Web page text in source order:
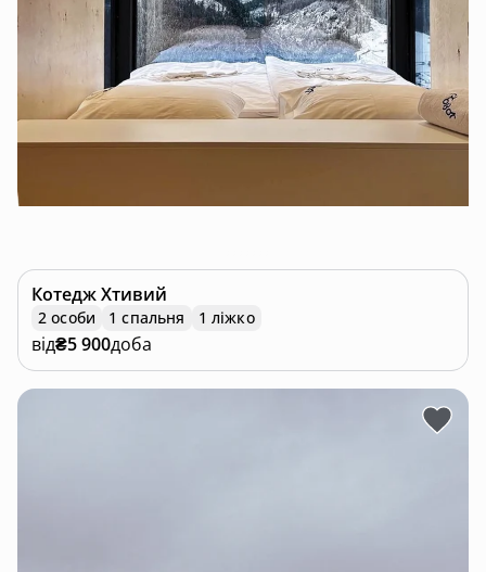
КотеджХтивий
2 особи 1 спальня 1 ліжко
від₴5 900доба